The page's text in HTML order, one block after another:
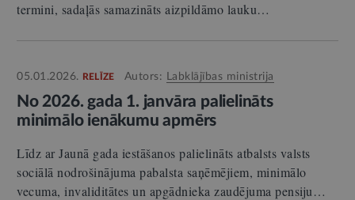
termini, sadaļās samazināts aizpildāmo lauku…
05.01.2026. RELĪZE Autors: Labklājības ministrija
No 2026. gada 1. janvāra palielināts
minimālo ienākumu apmērs
Līdz ar Jaunā gada iestāšanos palielināts atbalsts valsts
sociālā nodrošinājuma pabalsta saņēmējiem, minimālo
vecuma, invaliditātes un apgādnieka zaudējuma pensiju…